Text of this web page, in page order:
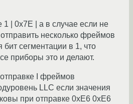
1 | 0x7E | а в случае если не
несколько фреймов
бит сегментации в 1, что
приборы это и делают.
I фреймов
LLC если значения
при отправке 0xE6 0xE6